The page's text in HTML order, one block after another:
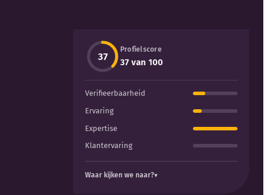
37
Profielscore
37 van 100
Verifieerbaarheid
Ervaring
Expertise
Klantervaring
Waar kijken we naar?